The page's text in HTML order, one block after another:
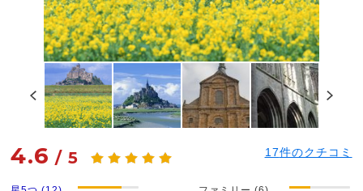
4.6 /5 17件のクチコミ